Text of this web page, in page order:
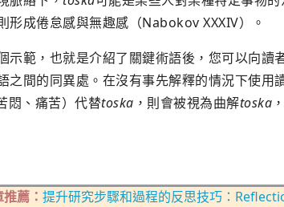
形成倦怠感與無趣感（Nabokov XXXIV）。
示範，也就是介紹了關鍵術語後，您可以向讀
之間的同異處。在沒有事先解釋的情況下使用
悶、痛苦）代替toska ，則會被視為曲解toska
薦： 提升研究步驟和過程的反思技巧：